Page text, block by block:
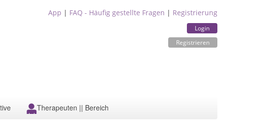
App | FAQ - Häufig gestellte Fragen | Registrierung
Login
Registrieren
Therapeuten || Bereich